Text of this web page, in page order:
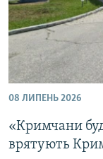
08 ЛИПЕНЬ 2026
«Кримчани
врятують Крим